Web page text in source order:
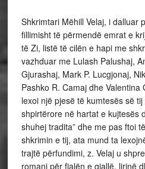
Shkrimtari Mëhill Velaj, i dalluar
fillimisht të përmendë emrat e
të Zi, listë të cilën e hapi me
vazhduar me Lulash Palushaj,
Gjurashaj, Mark P. Lucgjonaj,
Pashko R. Camaj dhe Valentina
lexoi një pjesë të kumtesës së
shpirtërore në hartat e kujtesës
shuhej tradita” dhe me pas ftoi
shkrimin e tij, ata mund ta
trajtë përfundimi, z. Velaj u
romani për fjalën e gjallë, lirinë